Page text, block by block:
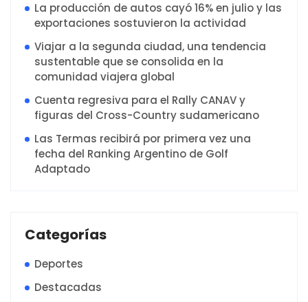
La producción de autos cayó 16% en julio y las
exportaciones sostuvieron la actividad
Viajar a la segunda ciudad, una tendencia
sustentable que se consolida en la
comunidad viajera global
Cuenta regresiva para el Rally CANAV y
figuras del Cross-Country sudamericano
Las Termas recibirá por primera vez una
fecha del Ranking Argentino de Golf
Adaptado
Categorías
Deportes
Destacadas